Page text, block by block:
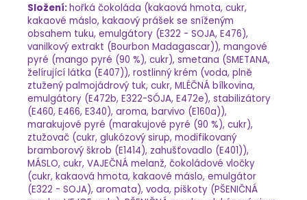
Složení:hořká čokoláda (kakaová hmota, cukr,
kakaové máslo, kakaový prášek se sníženým
obsahem tuku, emulgátory (E322 - SOJA, E476),
vanilkový extrakt (Bourbon Madagascar)), mangové
pyré (mango pyré (90 %), cukr), smetana (SMETANA,
želírující látka (E407)), rostlinný krém (voda, plně
ztužený palmojádrový tuk, cukr, MLÉČNÁ bílkovina,
emulgátory (E472b, E322-SÓJA, E472e), stabilizátory
(E460, E466, E340), aroma, barvivo (E160a)),
marakujové pyré (marakujové pyré (90 %), cukr),
ztužovač (cukr, glukózový sirup, modifikovaný
bramborový škrob (E1414), zahušťovadlo (E401)),
MÁSLO, cukr, VAJEČNÁ melanž, čokoládové vločky
(cukr, kakaová hmota, kakaové máslo, emulgátor
(E322 - SOJA), aromata), voda, piškoty (PŠENIČNÁ